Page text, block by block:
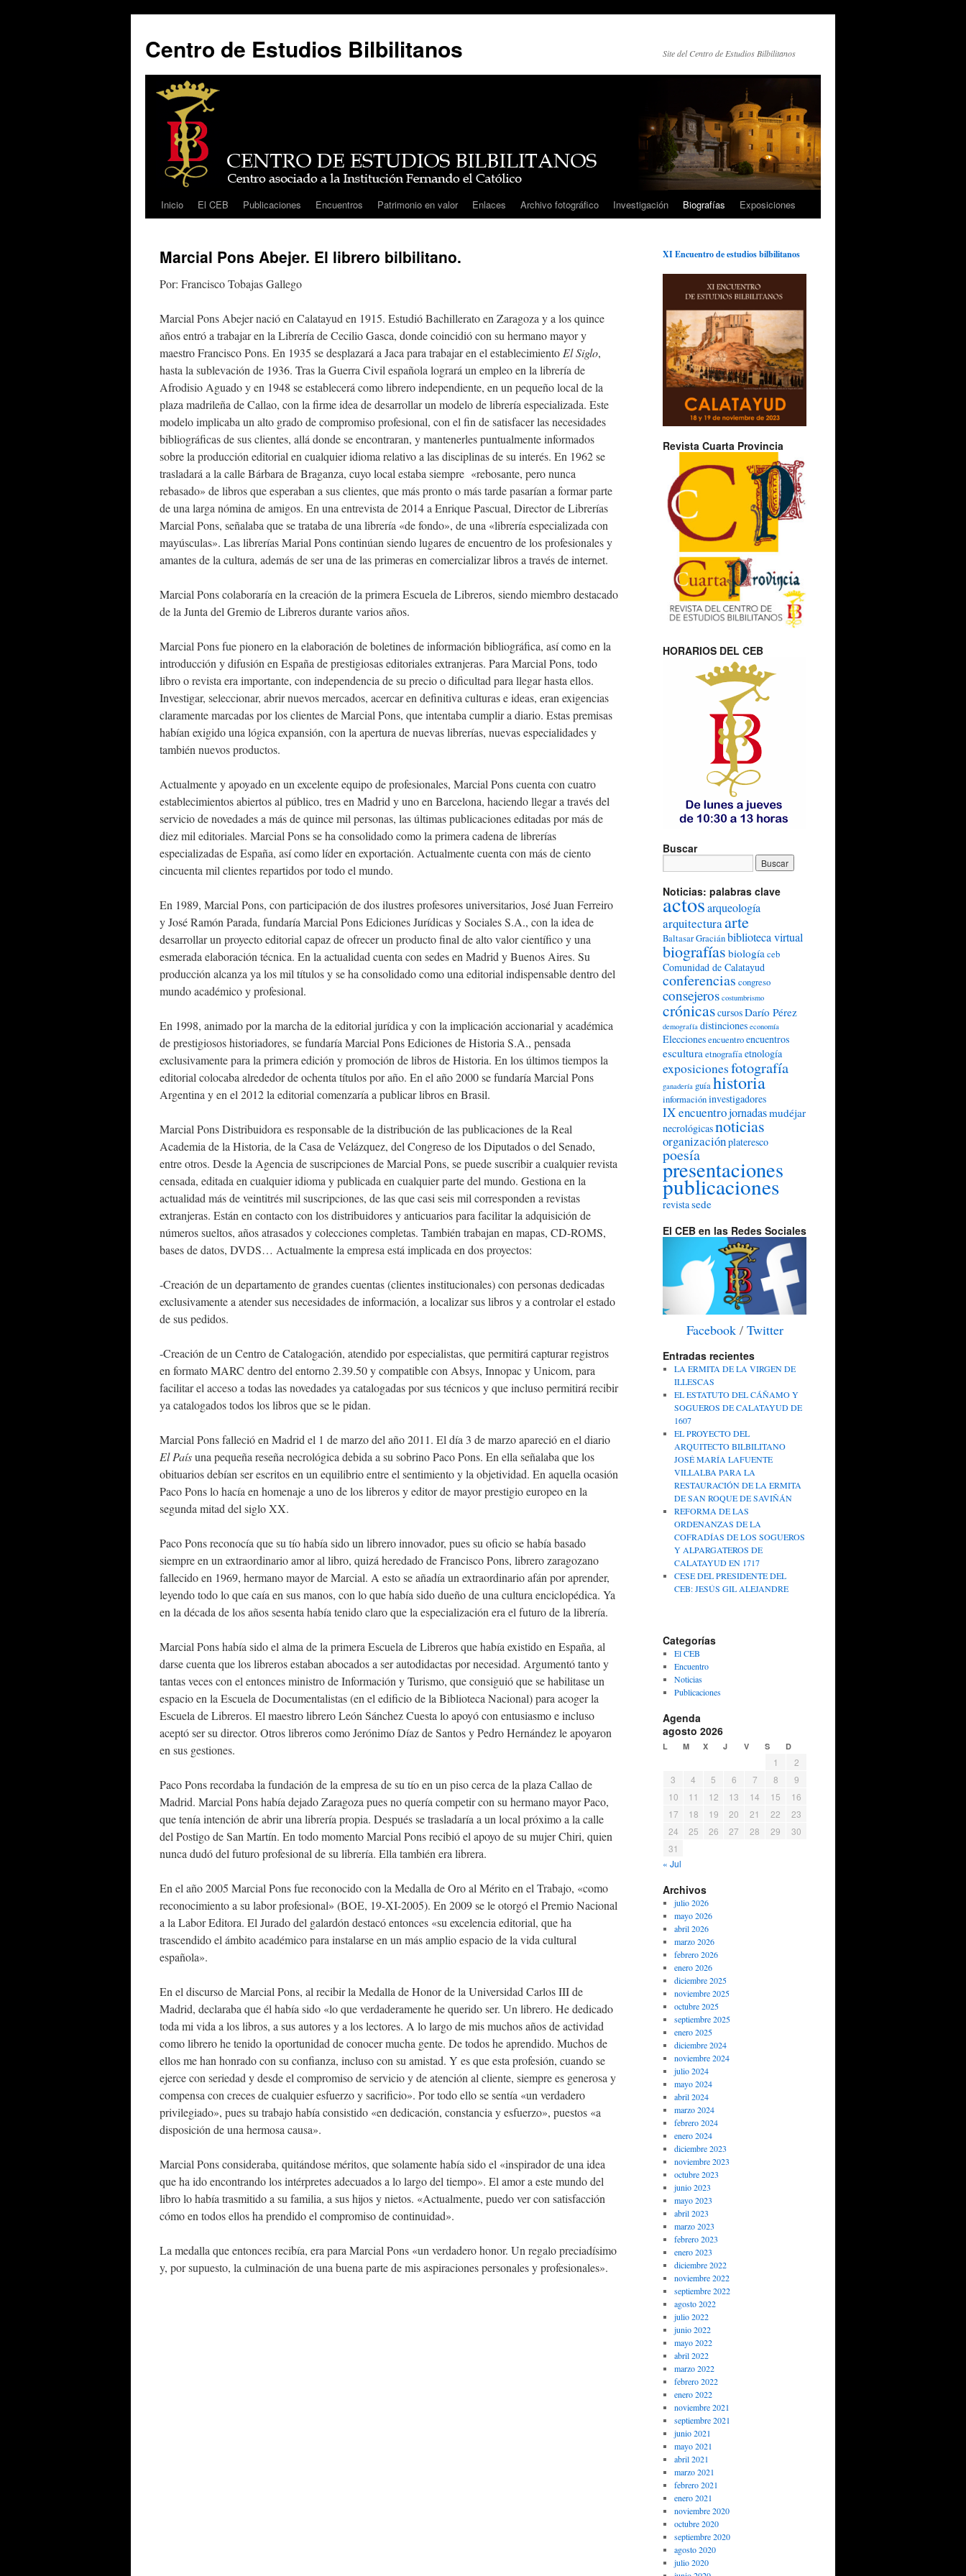
Centro de Estudios Bilbilitanos Site del Centro de Estudios Bilbilitanos
Saltar
contenido
Inicio El CEB Publicaciones Encuentros Patrimonio en valor Enlaces Archivo fotográfico Investigación Biografías Exposiciones
Marcial Pons Abejer. El librero bilbilitano.
Por: Francisco Tobajas Gallego
Marcial Pons Abejer nació en Calatayud en 1915. Estudió Bachillerato en Zaragoza y a los quince
años entró a trabajar en la Librería de Cecilio Gasca, donde coincidió con su hermano mayor y
maestro Francisco Pons. En 1935 se desplazará a Jaca para trabajar en el establecimiento El Siglo,
hasta la sublevación de 1936. Tras la Guerra Civil española logrará un empleo en la librería de
Afrodisio Aguado y en 1948 se establecerá como librero independiente, en un pequeño local de la
plaza madrileña de Callao, con la firme idea de desarrollar un modelo de librería especializada. Este
modelo implicaba un alto grado de compromiso profesional, con el fin de satisfacer las necesidades
bibliográficas de sus clientes, allá donde se encontraran, y mantenerles puntualmente informados
sobre la producción editorial en cualquier idioma relativo a las disciplinas de su interés. En 1962 se
trasladará a la calle Bárbara de Braganza, cuyo local estaba siempre «rebosante, pero nunca
rebasado» de libros que esperaban a sus clientes, que más pronto o más tarde pasarían a formar parte
de una larga nómina de amigos. En una entrevista de 2014 a Enrique Pascual, Director de Librerías
Marcial Pons, señalaba que se trataba de una librería «de fondo», de una «librería especializada con
mayúsculas». Las librerías Marial Pons continúan siendo lugares de encuentro de los profesionales y
amantes de la cultura, además de ser una de las primeras en comercializar libros a través de internet.
Marcial Pons colaboraría en la creación de la primera Escuela de Libreros, siendo miembro destacado
de la Junta del Gremio de Libreros durante varios años.
Marcial Pons fue pionero en la elaboración de boletines de información bibliográfica, así como en la
introducción y difusión en España de prestigiosas editoriales extranjeras. Para Marcial Pons, todo
libro o revista era importante, con independencia de su precio o dificultad para llegar hasta ellos.
Investigar, seleccionar, abrir nuevos mercados, acercar en definitiva culturas e ideas, eran exigencias
claramente marcadas por los clientes de Marcial Pons, que intentaba cumplir a diario. Estas premisas
habían exigido una lógica expansión, con la apertura de nuevas librerías, nuevas especialidades y
también nuevos productos.
Actualmente y apoyado en un excelente equipo de profesionales, Marcial Pons cuenta con cuatro
establecimientos abiertos al público, tres en Madrid y uno en Barcelona, haciendo llegar a través del
servicio de novedades a más de quince mil personas, las últimas publicaciones editadas por más de
diez mil editoriales. Marcial Pons se ha consolidado como la primera cadena de librerías
especializadas de España, así como líder en exportación. Actualmente cuenta con más de ciento
cincuenta mil clientes repartidos por todo el mundo.
En 1989, Marcial Pons, con participación de dos ilustres profesores universitarios, José Juan Ferreiro
y José Ramón Parada, fundaría Marcial Pons Ediciones Jurídicas y Sociales S.A., con la idea de
desarrollar un proyecto editorial capaz de ofrecer un producto final de alto valor científico y una
esmerada elaboración técnica. En la actualidad cuenta con sedes en Madrid y Buenos Aires. Su
producción alcanza ya los mil títulos y se ha consolidado como una editorial indispensable dentro del
mundo académico y profesional.
En 1998, animado por la marcha de la editorial jurídica y con la implicación accionarial y académica
de prestigiosos historiadores, se fundaría Marcial Pons Ediciones de Historia S.A., pensada
exclusivamente para la primera edición y promoción de libros de Historia. En los últimos tiempos la
editorial colocaba alrededor de ochenta títulos por año. En el año 2000 se fundaría Marcial Pons
Argentina y en el 2012 la editorial comenzaría a publicar libros en Brasil.
Marcial Pons Distribuidora es responsable de la distribución de las publicaciones de la Real
Academia de la Historia, de la Casa de Velázquez, del Congreso de los Diputados o del Senado,
entre otros. Desde la Agencia de suscripciones de Marcial Pons, se puede suscribir a cualquier revista
censada, editada en cualquier idioma y publicada en cualquier parte del mundo. Gestiona en la
actualidad más de veintitrés mil suscripciones, de las que casi seis mil corresponden a revistas
extranjeras. Están en contacto con los distribuidores y anticuarios para facilitar la adquisición de
números sueltos, años atrasados y colecciones completas. También trabajan en mapas, CD-ROMS,
bases de datos, DVDS… Actualmente la empresa está implicada en dos proyectos:
-Creación de un departamento de grandes cuentas (clientes institucionales) con personas dedicadas
exclusivamente a atender sus necesidades de información, a localizar sus libros y a controlar el estado
de sus pedidos.
-Creación de un Centro de Catalogación, atendido por especialistas, que permitirá capturar registros
en formato MARC dentro del entorno 2.39.50 y compatible con Absys, Innopac y Unicom, para
facilitar el acceso a todas las novedades ya catalogadas por sus técnicos y que incluso permitirá recibir
ya catalogados todos los libros que se le pidan.
Marcial Pons falleció en Madrid el 1 de marzo del año 2011. El día 3 de marzo apareció en el diario
El Paísuna pequeña reseña necrológica debida a su sobrino Paco Pons. En ella señalaba que los
obituarios debían ser escritos en un equilibrio entre el sentimiento y la objetividad. En aquella ocasión
Paco Pons lo hacía en homenaje a uno de los libreros y editor de mayor prestigio europeo en la
segunda mitad del siglo XX.
Paco Pons reconocía que su tío había sido un librero innovador, pues su oficio se había basado
siempre en un extraordinario amor al libro, quizá heredado de Francisco Pons, librero zaragozano
fallecido en 1969, hermano mayor de Marcial. A esto se añadía un extraordinario afán por aprender,
leyendo todo lo que caía en sus manos, con lo que había sido dueño de una cultura enciclopédica. Ya
en la década de los años sesenta había tenido claro que la especialización era el futuro de la librería.
Marcial Pons había sido el alma de la primera Escuela de Libreros que había existido en España, al
darse cuenta que los libreros estaban abocados a ser autodidactas por necesidad. Argumentó tanto y
tantas veces con el entonces ministro de Información y Turismo, que consiguió que se habilitase un
espacio en la Escuela de Documentalistas (en el edificio de la Biblioteca Nacional) para acoger la
Escuela de Libreros. El maestro librero León Sánchez Cuesta lo apoyó con entusiasmo e incluso
aceptó ser su director. Otros libreros como Jerónimo Díaz de Santos y Pedro Hernández le apoyaron
en sus gestiones.
Paco Pons recordaba la fundación de la empresa de su tío en un piso cerca de la plaza Callao de
Madrid. Marcial Pons había dejado Zaragoza pues no quería competir con su hermano mayor Paco,
que tenía intención de abrir una librería propia. Después se trasladaría a un local próximo a la calle
del Postigo de San Martín. En todo momento Marcial Pons recibió el apoyo de su mujer Chiri, quien
nunca dudó del futuro profesional de su librería. Ella también era librera.
En el año 2005 Marcial Pons fue reconocido con la Medalla de Oro al Mérito en el Trabajo, «como
reconocimiento a su labor profesional» (BOE, 19-XI-2005). En 2009 se le otorgó el Premio Nacional
a la Labor Editora. El Jurado del galardón destacó entonces «su excelencia editorial, que ha
trascendido el ámbito académico para instalarse en un más amplio espacio de la vida cultural
española».
En el discurso de Marcial Pons, al recibir la Medalla de Honor de la Universidad Carlos III de
Madrid, declaraba que él había sido «lo que verdaderamente he querido ser. Un librero. He dedicado
toda mi vida a los libros, a sus autores y a los lectores. A lo largo de mis muchos años de actividad
como librero he tenido la oportunidad de conocer mucha gente. De todos he aprendido. Muchos de
ellos me han honrado con su confianza, incluso con su amistad. Y es que esta profesión, cuando se
ejerce con seriedad y desde el compromiso de servicio y de atención al cliente, siempre es generosa y
compensa con creces de cualquier esfuerzo y sacrificio». Por todo ello se sentía «un verdadero
privilegiado», pues su trabajo había consistido «en dedicación, constancia y esfuerzo», puestos «a
disposición de una hermosa causa».
Marcial Pons consideraba, quitándose méritos, que solamente había sido el «inspirador de una idea
que ha ido encontrando los intérpretes adecuados a lo largo del tiempo». El amor a este mundo del
libro lo había trasmitido a su familia, a sus hijos y nietos. «Actualmente, puedo ver con satisfacción
cómo en todos ellos ha prendido el compromiso de continuidad».
La medalla que entonces recibía, era para Marcial Pons «un verdadero honor. Un regalo preciadísimo
y, por supuesto, la culminación de una buena parte de mis aspiraciones personales y profesionales».
XI Encuentro de estudios bilbilitanos
Revista Cuarta Provincia
HORARIOS DEL CEB
Buscar
Noticias: palabras clave
actosarqueología
arquitecturaarte
Baltasar Graciánbiblioteca virtual
biografías biología ceb
Comunidad de Calatayud
conferencias congreso
consejeros costumbrismo
crónicascursosDarío Pérez
demografía distinciones economía
Eleccionesencuentroencuentros
escultura etnografíaetnología
exposicionesfotografía
ganadería guíahistoria
informacióninvestigadores
IX encuentrojornadasmudéjar
necrológicasnoticias
organizaciónplateresco
poesía
presentaciones
publicaciones
revistasede
El CEB en las Redes Sociales
Facebook/ Twitter
Entradas recientes
LA ERMITA DE LA VIRGEN DE
ILLESCAS
EL ESTATUTO DEL CÁÑAMO Y
SOGUEROS DE CALATAYUD DE
1607
EL PROYECTO DEL
ARQUITECTO BILBILITANO
JOSÉ MARÍA LAFUENTE
VILLALBA PARA LA
RESTAURACIÓN DE LA ERMITA
DE SAN ROQUE DE SAVIÑÁN
REFORMA DE LAS
ORDENANZAS DE LA
COFRADÍAS DE LOS SOGUEROS
Y ALPARGATEROS DE
CALATAYUD EN 1717
CESE DEL PRESIDENTE DEL
CEB: JESÚS GIL ALEJANDRE
Categorías
El CEB
Encuentro
Noticias
Publicaciones
Agenda
agosto 2026
L M X J V S D
1
2
3
4 5 6 7 8
9
10
11 12 13 14 15
16
17
18 19 20 21 22
23
24
25 26 27 28 29
30
31
« Jul
Archivos
julio 2026
mayo 2026
abril 2026
marzo 2026
febrero 2026
enero 2026
diciembre 2025
noviembre 2025
octubre 2025
septiembre 2025
enero 2025
diciembre 2024
noviembre 2024
julio 2024
mayo 2024
abril 2024
marzo 2024
febrero 2024
enero 2024
diciembre 2023
noviembre 2023
octubre 2023
junio 2023
mayo 2023
abril 2023
marzo 2023
febrero 2023
enero 2023
diciembre 2022
noviembre 2022
septiembre 2022
agosto 2022
julio 2022
junio 2022
mayo 2022
abril 2022
marzo 2022
febrero 2022
enero 2022
noviembre 2021
septiembre 2021
junio 2021
mayo 2021
abril 2021
marzo 2021
febrero 2021
enero 2021
noviembre 2020
octubre 2020
septiembre 2020
agosto 2020
julio 2020